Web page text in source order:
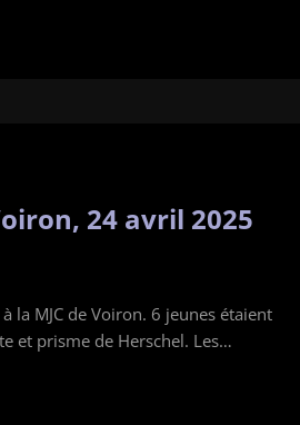
24 avril 2025
MJC de Voiron. 6 jeunes étaient
et prisme de Herschel. Les…